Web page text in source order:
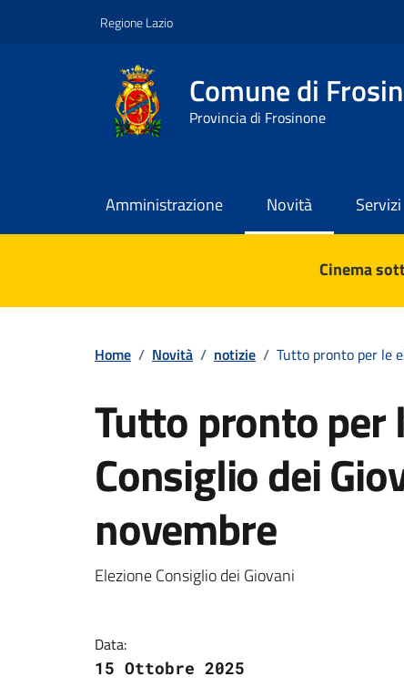
Regione Lazio
Comune di
Provincia di Frosinone
Amministrazione Novità Servizi
Contenuti in evidenzaCinema
Home / Novità / notizie / Tutto pronto per le
Tutto pronto per
Consiglio dei
novembre
Dettagli della notizia
Elezione Consiglio dei Giovani
Data:
15 Ottobre 2025